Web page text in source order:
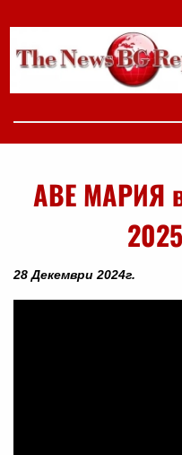
АВЕ МАРИЯ
28 Декември 2024г.